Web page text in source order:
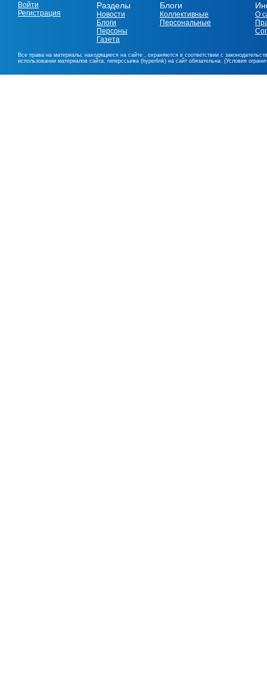
Войти
Регистрация
Разделы
Новости
Блоги
Персоны
Газета
Блоги
Коллективные
Персональные
О
Все права на материалы, находящиеся на сайте , охраняются в соответствии с
использовании материалов сайта, гиперссылка (hyperlink) на сайт обязательна. (Условия